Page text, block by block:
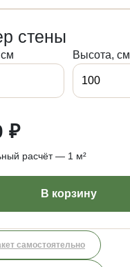
стены
Высота, см
₽
расчёт — 1 м²
В корзину
самостоятельно